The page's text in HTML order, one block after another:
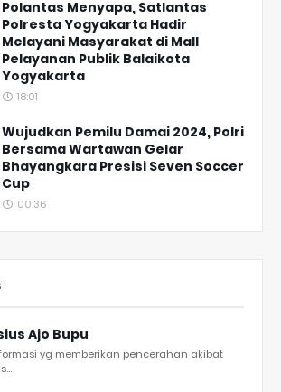
Polantas Menyapa, Satlantas
Polresta Yogyakarta Hadir
Melayani Masyarakat di Mall
Pelayanan Publik Balaikota
Yogyakarta
18:01
Wujudkan Pemilu Damai 2024, Polri
Bersama Wartawan Gelar
Bhayangkara Presisi Seven Soccer
Cup
00:36
Ajo Bupu
yg memberikan pencerahan akibat